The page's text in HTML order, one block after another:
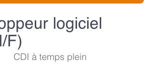
logiciel
F)
à temps plein